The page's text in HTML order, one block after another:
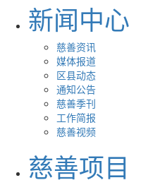
新闻中心
慈善资讯
媒体报道
区县动态
通知公告
慈善季刊
工作简报
慈善视频
慈善项目